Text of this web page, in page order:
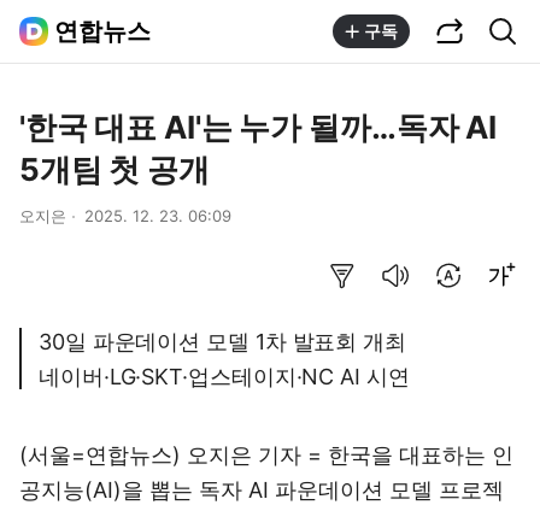
연합뉴스 구독
'한국 대표 AI'는 누가 될까…독자 AI
5개팀 첫 공개
오지은 2025. 12. 23. 06:09
30일 파운데이션 모델 1차 발표회 개최
네이버·LG·SKT·업스테이지·NC AI 시연
(서울=연합뉴스) 오지은 기자 = 한국을 대표하는 인
공지능(AI)을 뽑는 독자 AI 파운데이션 모델 프로젝